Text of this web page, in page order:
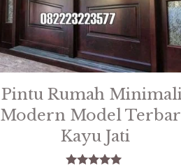
Pintu Rumah
Modern Model
Kayu Jati